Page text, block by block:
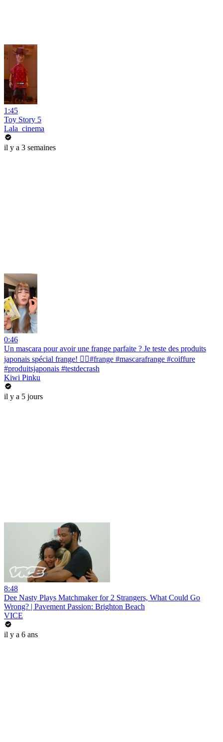
1:45
Toy Story 5
Lala_cinema
il y a 3 semaines
0:46
Un mascara pour avoir une frange parfaite ? Je teste des produits
japonais spécial frange! 💇‍♀️#frange #mascarafrange #coiffure
#produitsjaponais #testdecrash
Kiwi Pinku
il y a 5 jours
8:48
Dee Nasty Plays Matchmaker for 2 Strangers, What Could Go
Wrong? | Pavement Passion: Brighton Beach
VICE
il y a 6 ans